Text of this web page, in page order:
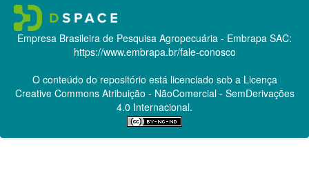
Empresa Brasileira de Pesquisa Agropecuária - Embrapa SAC:
https://www.embrapa.br/fale-conosco
O conteúdo do repositório está licenciado sob a Licença
Creative CommonsAtribuição - NãoComercial - SemDerivações
4.0 Internacional.